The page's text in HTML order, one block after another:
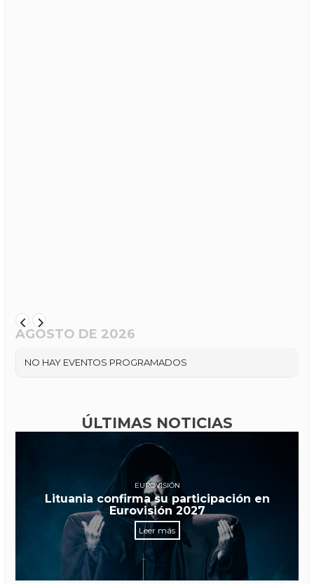
AGOSTO DE 2026
NO HAY EVENTOS PROGRAMADOS
ÚLTIMAS NOTICIAS
EUROVISIÓN
Lituania confirma su participación en
Eurovisión 2027
Leer más